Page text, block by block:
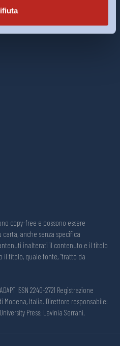
copy-free e possono essere
anche senza specifica
inalterati il contenuto e il titolo
il titolo, quale fonte, “tratto da
ISSN 2240-2721 Registrazione
Modena, Italia. Direttore responsabile:
Press: Lavinia Serrani.